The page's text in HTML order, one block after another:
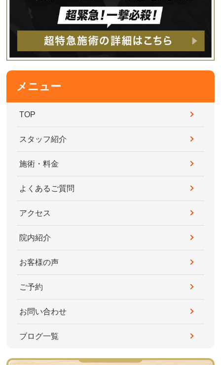
メニュー
TOP
スタッフ紹介
施術・料金
よくあるご質問
アクセス
院内紹介
お客様の声
ご予約
お問い合わせ
ブログ一覧